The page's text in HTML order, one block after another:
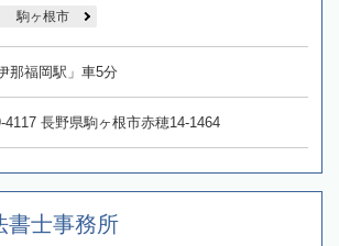
駒ヶ根市
那福岡駅」車5分
4117​ 長野県駒ヶ根市赤穂14-1464
書士事務所